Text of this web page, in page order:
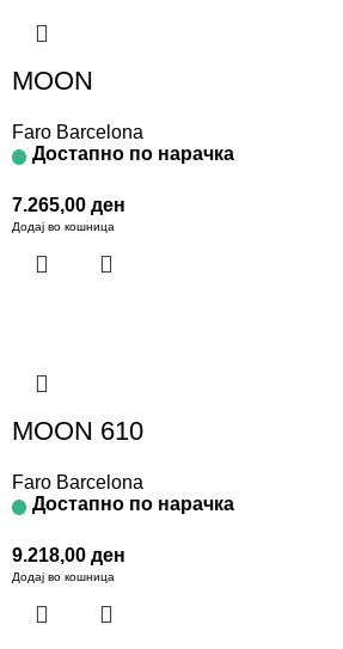
MOON
Faro Barcelona
Достапно по нарачка
7.265,00 ден
Додај во кошница
MOON 610
Faro Barcelona
Достапно по нарачка
9.218,00 ден
Додај во кошница